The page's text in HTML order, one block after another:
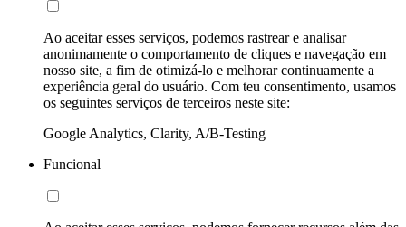
Ao aceitar esses serviços, podemos rastrear e analisar
anonimamente o comportamento de cliques e navegação em
nosso site, a fim de otimizá-lo e melhorar continuamente a
experiência geral do usuário. Com teu consentimento, usamos
os seguintes serviços de terceiros neste site:
Google Analytics, Clarity, A/B-Testing
Funcional